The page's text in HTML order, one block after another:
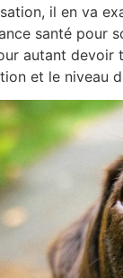
il en va
santé pour
autant devoir
et le niveau